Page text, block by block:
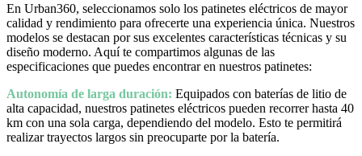
En Urban360, seleccionamos solo los patinetes eléctricos de mayor
calidad y rendimiento para ofrecerte una experiencia única. Nuestros
modelos se destacan por sus excelentes características técnicas y su
diseño moderno. Aquí te compartimos algunas de las
especificaciones que puedes encontrar en nuestros patinetes:
Autonomía de larga duración: Equipados con baterías de litio de
alta capacidad, nuestros patinetes eléctricos pueden recorrer hasta 40
km con una sola carga, dependiendo del modelo. Esto te permitirá
realizar trayectos largos sin preocuparte por la batería.